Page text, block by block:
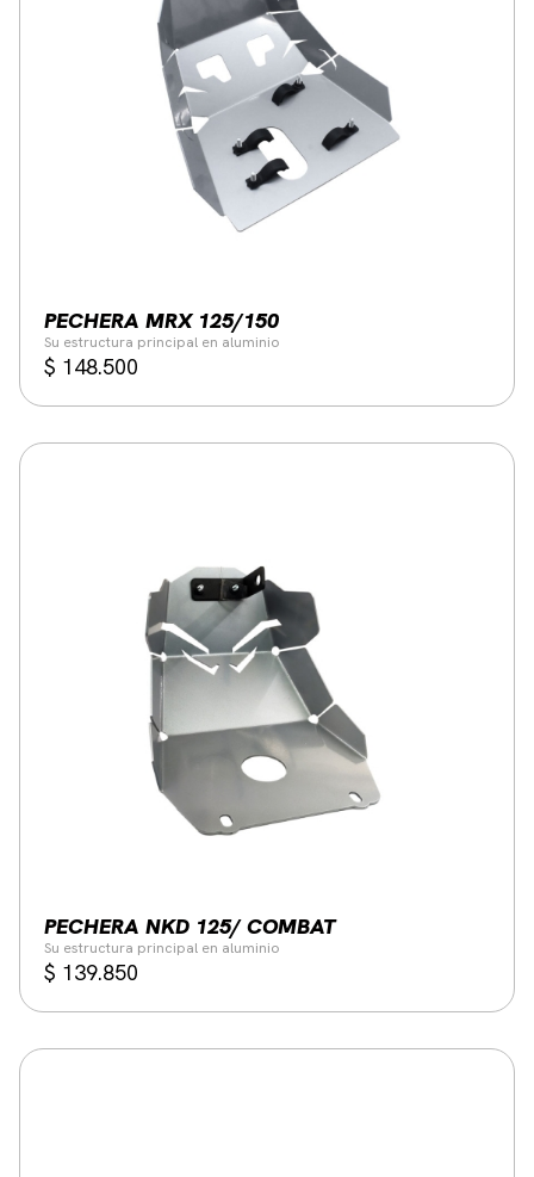
PECHERA MRX 125/150
Su estructura principal en aluminio
$ 148.500
PECHERA NKD 125/ COMBAT
Su estructura principal en aluminio
$ 139.850